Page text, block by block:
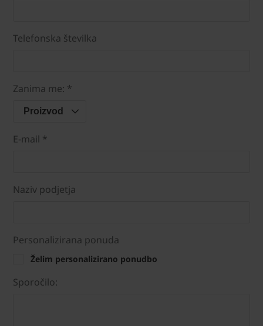
Telefonska številka
Zanima me: *
Proizvod
E-mail *
Naziv podjetja
Personalizirana ponuda
Želim personalizirano ponudbo
Sporočilo: